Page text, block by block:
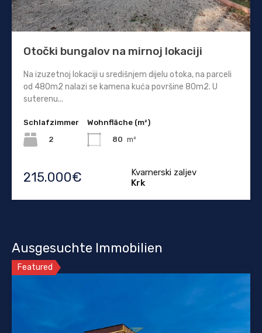
Otočki bungalov na mirnoj lokaciji
Na izuzetnoj lokaciji u središnjem dijelu otoka, na parceli
od 480m2 nalazi se kamena kuća površine 80m2. U
suterenu...
Schlafzimmer
2
Wohnfläche (m²)
80 m²
215.000€
Kvarnerski zaljev
Krk
Ausgesuchte Immobilien
Featured